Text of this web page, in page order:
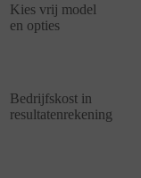
Kies vrij model
en opties
Bedrijfskost in
resultatenrekening